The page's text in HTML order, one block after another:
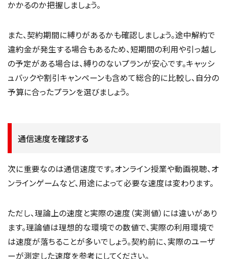
かかるのか把握しましょう。
また、契約期間に縛りがあるかも確認しましょう。途中解約で
違約金が発生する場合もあるため、短期間の利用や引っ越し
の予定がある場合は、縛りのないプランが安心です。キャッシ
ュバックや割引キャンペーンも含めて総合的に比較し、自分の
予算に合ったプランを選びましょう。
通信速度を確認する
次に重要なのは通信速度です。オンライン授業や動画視聴、オ
ンラインゲームなど、用途によって必要な速度は変わります。
ただし、理論上の速度と実際の速度（実測値）には違いがあり
ます。理論値は理想的な環境での数値で、実際の利用環境で
は速度が落ちることが多いでしょう。契約前に、実際のユーザ
ーが測定した速度を参考にしてください。